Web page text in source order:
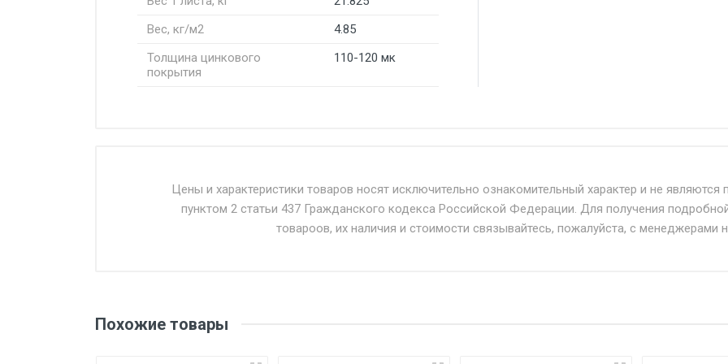
Вес, кг/м2
4.85
Толщина цинкового
покрытия
110-120 мк
Доставка осуществляется собственным и наёмным транспортом, стоимость доставки
Въезд на ТТК и Садовое кольцо + от 500.
уплаты понесенных расходов.
Цены и характеристики товаров носят исключительно ознакомительный характер и не
пунктом 2 статьи 437 Гражданского кодекса Российской Федерации. Для получения
товароов, их наличия и стоимости связывайтесь, пожалуйста, с менеджерами
Похожие товары